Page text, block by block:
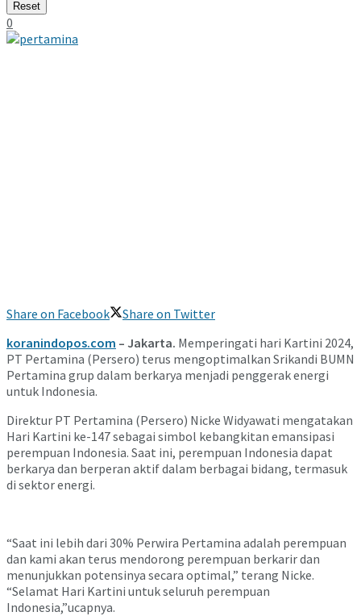
Reset
0
Share on Facebook
Share on Twitter
koranindopos.com – Jakarta. Memperingati hari Kartini 2024,
PT Pertamina (Persero) terus mengoptimalkan Srikandi BUMN
Pertamina grup dalam berkarya menjadi penggerak energi
untuk Indonesia.
Direktur PT Pertamina (Persero) Nicke Widyawati mengatakan
Hari Kartini ke-147 sebagai simbol kebangkitan emansipasi
perempuan Indonesia. Saat ini, perempuan Indonesia dapat
berkarya dan berperan aktif dalam berbagai bidang, termasuk
di sektor energi.
“Saat ini lebih dari 30% Perwira Pertamina adalah perempuan
dan kami akan terus mendorong perempuan berkarir dan
menunjukkan potensinya secara optimal,” terang Nicke.
“Selamat Hari Kartini untuk seluruh perempuan
Indonesia,”ucapnya.